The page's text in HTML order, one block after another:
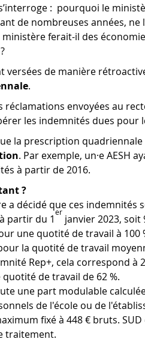
: pourquoi le
de nombreuses années,
ferait-il des
versées de manière
.
réclamations envoyées au
les indemnités dues pour
la prescription quadriennale
. Par exemple, un·e AESH
à partir de 2016.
?
a décidé que ces indemnités
partir du 1
er
janvier 2023,
une quotité de travail à 100
la quotité de travail
Rep+, cela correspond à
de travail de 62 %.
une part modulable
de l'école ou de
fixé à 448 € bruts.
traitement.